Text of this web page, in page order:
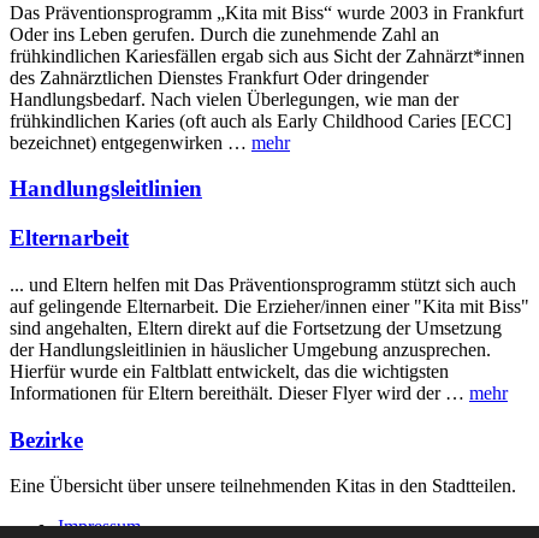
Das Präventionsprogramm „Kita mit Biss“ wurde 2003 in Frankfurt
Oder ins Leben gerufen. Durch die zunehmende Zahl an
frühkindlichen Kariesfällen ergab sich aus Sicht der Zahnärzt*innen
des Zahnärztlichen Dienstes Frankfurt Oder dringender
Handlungsbedarf. Nach vielen Überlegungen, wie man der
frühkindlichen Karies (oft auch als Early Childhood Caries [ECC]
bezeichnet) entgegenwirken … mehr
Handlungsleitlinien
Elternarbeit
... und Eltern helfen mit Das Präventionsprogramm stützt sich auch
auf gelingende Elternarbeit. Die Erzieher/innen einer "Kita mit Biss"
sind angehalten, Eltern direkt auf die Fortsetzung der Umsetzung
der Handlungsleitlinien in häuslicher Umgebung anzusprechen.
Hierfür wurde ein Faltblatt entwickelt, das die wichtigsten
Informationen für Eltern bereithält. Dieser Flyer wird der … mehr
Bezirke
Eine Übersicht über unsere teilnehmenden Kitas in den Stadtteilen.
Impressum